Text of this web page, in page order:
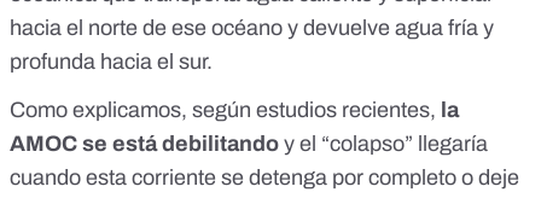
hacia el norte de ese océano y devuelve agua fría y
profunda hacia el sur.
Como explicamos, según estudios recientes, la
AMOC se está debilitando y el “colapso” llegaría
cuando esta corriente se detenga por completo o deje